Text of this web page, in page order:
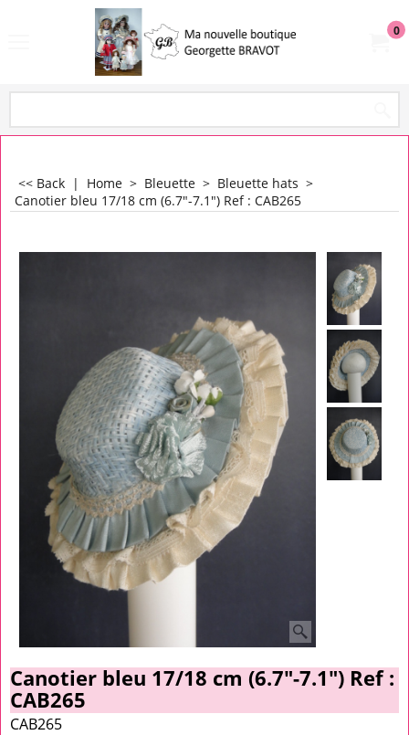
0
<< Back | Home > Bleuette > Bleuette hats >
Canotier bleu 17/18 cm (6.7"-7.1") Ref : CAB265
Canotier bleu 17/18 cm (6.7"-7.1") Ref :
CAB265
CAB265